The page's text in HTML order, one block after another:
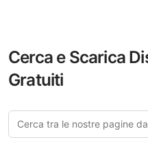
Cerca e Scarica
Gratuiti